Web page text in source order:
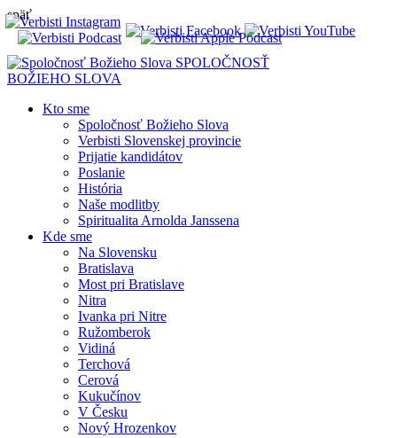
späť
SPOLOČNOSŤ
BOŽIEHO SLOVA
Kto sme
Spoločnosť Božieho Slova
Verbisti Slovenskej provincie
Prijatie kandidátov
Poslanie
História
Naše modlitby
Spiritualita Arnolda Janssena
Kde sme
Na Slovensku
Bratislava
Most pri Bratislave
Nitra
Ivanka pri Nitre
Ružomberok
Vidiná
Terchová
Cerová
Kukučínov
V Česku
Nový Hrozenkov